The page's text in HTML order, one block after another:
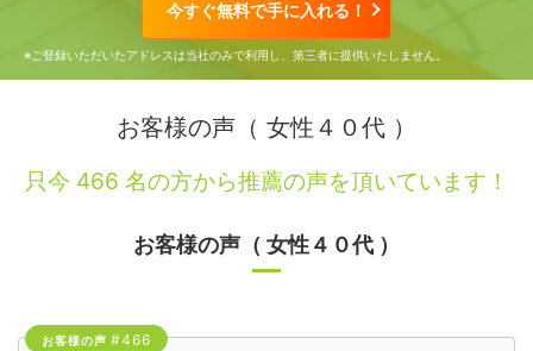
今すぐ無料で手に入れる！
※ご登録いただいたアドレスは当社のみで利用し、第三者に提供いたしません。
お客様の声（ 女性４０代 ）
只今 466 名の方から推薦の声を頂いています！
お客様の声（ 女性４０代 ）
お客様の声 #466